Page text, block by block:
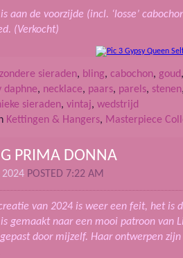
aan de voorzijde (incl. ‘losse’
(Verkocht)
sieraden, bling, cabochon, goud
daphne, necklace, paars, parels, stenen
sieraden, vintaj, wedstrijd
Kettingen & Hangers, Masterpiece
PRIMA DONNA
2024 POSTED 7:22 AM
van 2024 is weer een feit, het is
gemaakt naar een mooi patroon van
door mijzelf. Haar ontwerpen